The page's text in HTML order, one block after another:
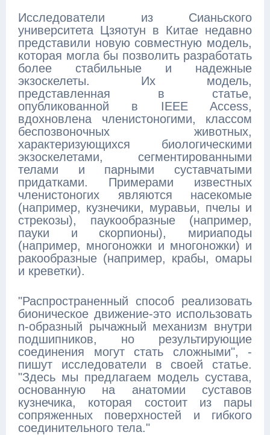
Исследователи из Сианьского
университета Цзяотун в Китае недавно
представили новую совместную модель,
которая могла бы позволить разработать
более стабильные и надежные
экзоскелеты. Их модель,
представленная в статье,
опубликованной в IEEE Access,
вдохновлена членистоногими, классом
беспозвоночных животных,
характеризующихся биологическими
экзоскелетами, сегментированными
телами и парными суставчатыми
придатками. Примерами известных
членистоногих являются насекомые
(например, кузнечики, муравьи, пчелы и
стрекозы), паукообразные (например,
пауки и скорпионы), мириаподы
(например, многоножки и многоножки) и
ракообразные (например, крабы, омары
и креветки).
"Распространенный способ реализовать
бионическое движение-это использовать
n-образный рычажный механизм внутри
подшипников, но результирующие
соединения могут стать сложными", -
пишут исследователи в своей статье.
"Здесь мы предлагаем модель сустава,
основанную на анатомии суставов
кузнечика, которая состоит из пары
сопряженных поверхностей и гибкого
соединительного тела."